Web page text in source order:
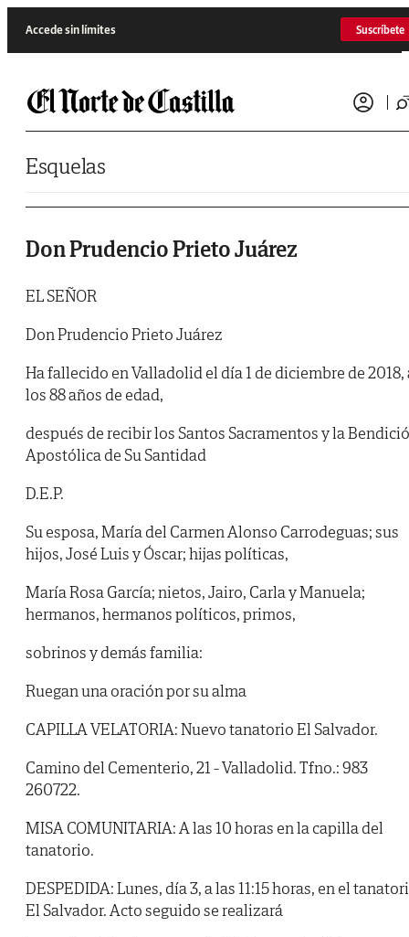
Accede sin límites Suscríbete
Esquelas
Don Prudencio Prieto Juárez
EL SEÑOR
Don Prudencio Prieto Juárez
Ha fallecido en Valladolid el día 1 de diciembre de 2018,
los 88 años de edad,
después de recibir los Santos Sacramentos y la
Apostólica de Su Santidad
D.E.P.
Su esposa, María del Carmen Alonso Carrodeguas; sus
hijos, José Luis y Óscar; hijas políticas,
María Rosa García; nietos, Jairo, Carla y Manuela;
hermanos, hermanos políticos, primos,
sobrinos y demás familia:
Ruegan una oración por su alma
CAPILLA VELATORIA: Nuevo tanatorio El Salvador.
Camino del Cementerio, 21 - Valladolid. Tfno.: 983
260722.
MISA COMUNITARIA: A las 10 horas en la capilla del
tanatorio.
DESPEDIDA: Lunes, día 3, a las 11:15 horas, en el
El Salvador. Acto seguido se realizará